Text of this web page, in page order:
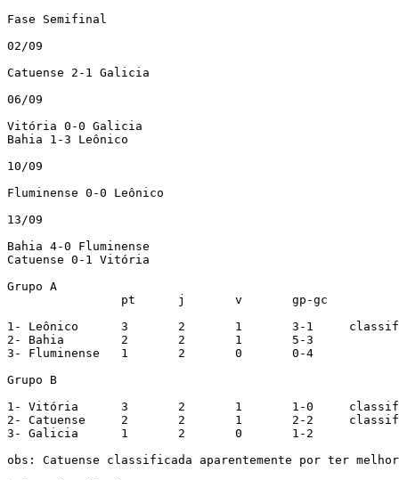
Fase Semifinal
02/09
Catuense 2-1 Galicia
06/09
Vitória 0-0 Galicia
Bahia 1-3 Leônico
10/09
Fluminense 0-0 Leônico
13/09
Bahia 4-0 Fluminense
Catuense 0-1 Vitória
Grupo A
1- Leônico	3	2	1	3-1	classificado
2- Bahia	2	2	1	5-3
3- Fluminense	1	2	0	0-4
Grupo B
1- Vitória	3	2	1	1-0	classificado
2- Catuense	2	2	1	2-2	classificado
3- Galicia	1	2	0	1-2
obs: Catuense classificada aparentemente por ter